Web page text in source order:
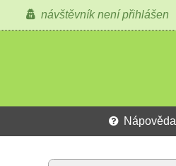
návštěvník není přihlášen
Nápověda